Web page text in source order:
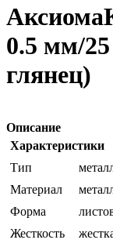
0.5 мм/
глянец)
Описание
Характеристики
Тип
Материал
Форма
Жесткость